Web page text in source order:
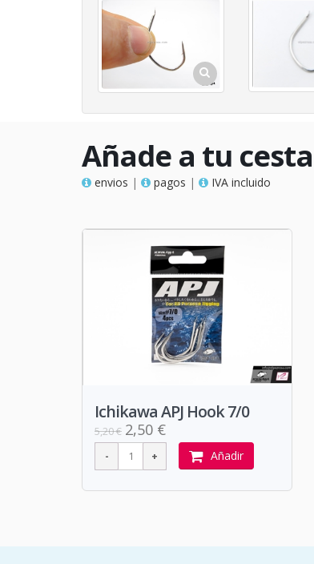
Añade a tu cesta
envios | pagos | IVA incluido
Ichikawa APJ Hook 7/0
5,20 € 2,50 €
Añadir